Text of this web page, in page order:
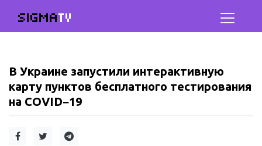
SIGMATV
В Украине запустили интерактивную
карту пунктов бесплатного тестирования
на COVID−19